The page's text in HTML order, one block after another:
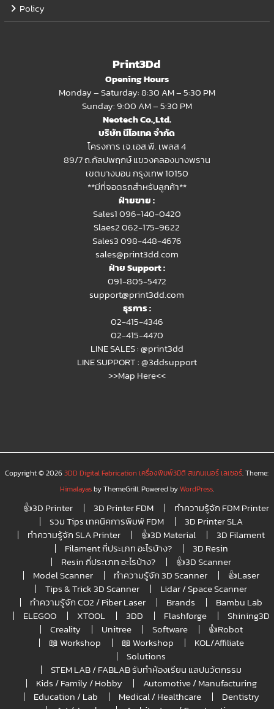
Policy
Print3Dd
Opening Hours
Monday – Saturday: 8:30 AM – 5:30 PM
Sunday: 9:00 AM – 5:30 PM
Neotech Co.,Ltd.
บริษัท นีโอเทค จำกัด
โครงการ เจ.เอส.พี. เพลส 4
89/7 ถ.กัลปพฤกษ์ แขวงคลองบางพราน
เขตบางบอน กรุงเทพ 10150
**มีที่จอดรถสำหรับลูกค้า**
ฝ่ายขาย :
Sales1 096-140-0420
Slaes2062-175-9622
Sales3 098-448-4676
sales@print3dd.com
ฝ่าย Support :
091-805-5472
support@print3dd.com
ธุรการ :
02-415-4346
02-415-4470
LINE SALES :@print3dd
LINE SUPPORT :@3ddsupport
>>Map Here<<
Copyright © 20263DD Digital Fabrication เครื่องพิมพ์3มิติ สแกนเนอร์ เลเซอร์. Theme:
Himalayasby ThemeGrill. Powered byWordPress.
👍3D Printer 3D Printer FDM
ทำความรู้จัก FDM Printer
รวม Tips เทคนิคการพิมพ์ FDM
3D Printer SLA
ทำความรู้จัก SLA Printer
👍3D Material
3D Filament
Filament กี่ประเภท อะไรบ้าง?
3D Resin
Resin กี่ประเภท อะไรบ้าง?
👍3D Scanner
Model Scanner
ทำความรู้จัก 3D Scanner
👍Laser
Tips & Trick 3D Scanner
Lidar / Space Scanner
ทำความรู้จัก CO2 / Fiber Laser
Brands
Bambu Lab
ELEGOO
XTOOL 3DD Flashforge
Shining3D
Creality
Unitree Software
👍Robot
📖 Workshop
📖 Workshop
KOL/Affiliate
Solutions
STEM LAB / FABLAB รับทำห้องเรียน แลปนวัตกรรม
Kids / Family / Hobby
Automotive / Manufacturing
Education / Lab
Medical / Healthcare
Dentistry